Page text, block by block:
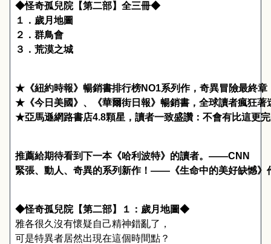
◆怪奇孤兒院【第二部】全三冊◆
１．歲月地圖
２．群鳥會
３．荒漠之城
★《紐約時報》 暢銷書排行榜NO1系列作，奇異冒險最終章
★《今日美國》 、《華爾街日報》暢銷書，全球讀者瘋狂著
★亞馬遜網路書店4.8顆星，讀者一致盛讚：不會有比這更
推薦給期待看到下一本《哈利波特》的讀者。 ――CNN
緊張、動人、奇異的系列新作！ ―― 《生命中的美好缺憾
◆怪奇孤兒院【第二部】１：歲月地圖◆
雅各很久沒有懷疑自己精神錯亂了，
可是特異者居然出現在這個時間點？